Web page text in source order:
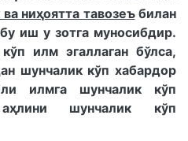
ниҳоятта тавозеъбилан
иш у зотга муносибдир.
илм эгаллаган бўлса,
шунчалик кўп хабардор
илмга шунчалик кўп
шунчалик кўп